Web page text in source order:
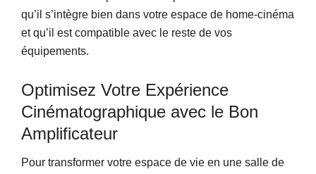
qu’il s’intègre bien dans votre espace de home-cinéma
et qu’il est compatible avec le reste de vos
équipements.
Optimisez Votre Expérience
Cinématographique avec le Bon
Amplificateur
Pour transformer votre espace de vie en une salle de